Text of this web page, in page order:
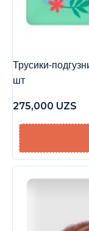
Трусики-
шт
275,000 UZS